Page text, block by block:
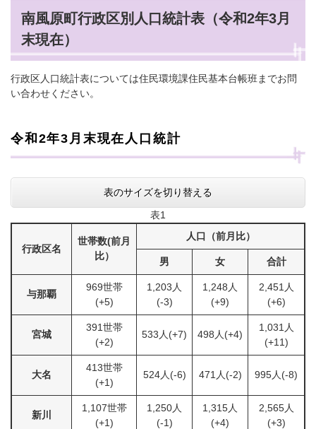
南風原町行政区別人口統計表（令和2年3月
末現在）
行政区人口統計表については住民環境課住民基本台帳班までお問
い合わせください。
令和2年3月末現在人口統計
表のサイズを切り替える
表1
行政区名
世帯数(前月
比）
人口（前月比）
男 女 合計
与那覇
969世帯
(+5)
1,203人
(-3)
1,248人
(+9)
2,451人
(+6)
宮城
391世帯
(+2)
533人(+7) 498人(+4)
1,031人
(+11)
大名
413世帯
(+1)
524人(-6) 471人(-2) 995人(-8)
新川
1,107世帯
(+1)
1,250人
(-1)
1,315人
(+4)
2,565人
(+3)